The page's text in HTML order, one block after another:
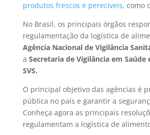
produtos frescos e perecíveis, como
No Brasil, os principais órgãos
regulamentação da logística de
Agência Nacional de Vigilância
a Secretaria de Vigilância em Saúde
SVS.
O principal objetivo das agências é
pública no país e garantir a
Conheça agora as principais
regulamentam a logística de